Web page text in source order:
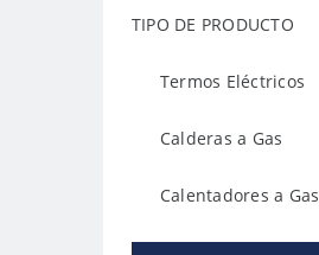
TIPO DE PRODUCTO
Termos Eléctricos
Calderas a Gas
Calentadores a Gas